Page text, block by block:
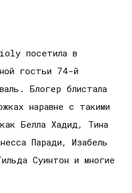
посетила в
гостьи 74-й
Блогер блистала
наравне с такими
Белла Хадид, Тина
Паради, Изабель
Суинтон и многие